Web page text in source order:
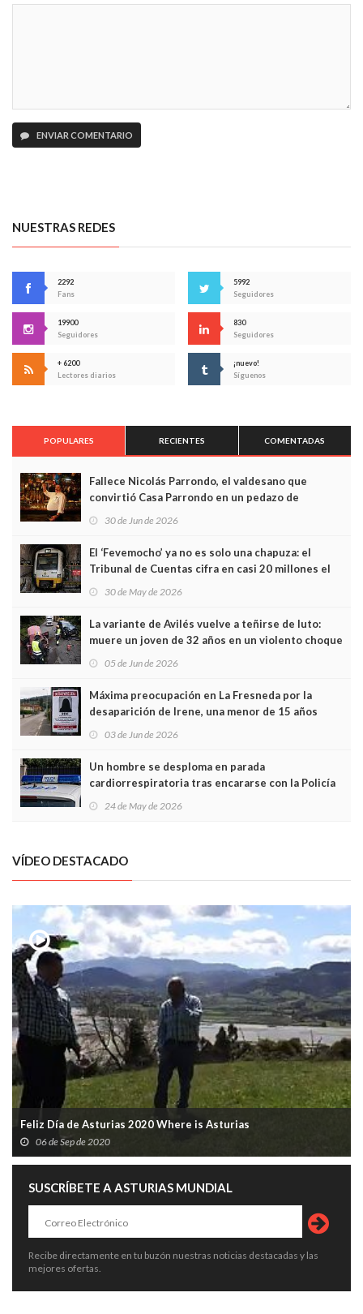
ENVIAR COMENTARIO
NUESTRAS REDES
2292
Fans
5992
Seguidores
19900
Seguidores
830
Seguidores
+ 6200
Lectores diarios
¡nuevo!
Síguenos
POPULARES RECIENTES COMENTADAS
Fallece Nicolás Parrondo, el valdesano que
convirtió Casa Parrondo en un pedazo de
Asturias en Madrid
30 de Jun de 2026
El ‘Fevemocho’ ya no es solo una chapuza: el
Tribunal de Cuentas cifra en casi 20 millones el
sobrecoste de los trenes que no cabían por los
30 de May de 2026
La variante de Avilés vuelve a teñirse de luto:
muere un joven de 32 años en un violento choque
frontal
05 de Jun de 2026
Máxima preocupación en La Fresneda por la
desaparición de Irene, una menor de 15 años
03 de Jun de 2026
Un hombre se desploma en parada
cardiorrespiratoria tras encararse con la Policía
Local en Luanco
24 de May de 2026
VÍDEO DESTACADO
Feliz Día de Asturias 2020 Where is Asturias
06 de Sep de 2020
SUSCRÍBETE A ASTURIAS MUNDIAL
Recibe directamente en tu buzón nuestras noticias destacadas y las
mejores ofertas.